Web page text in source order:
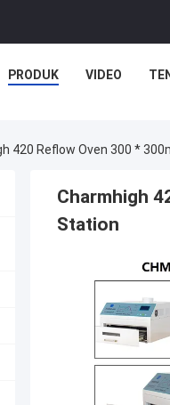
PRODUK VIDEO
420 Reflow Oven 300 *
Charmhigh
Station